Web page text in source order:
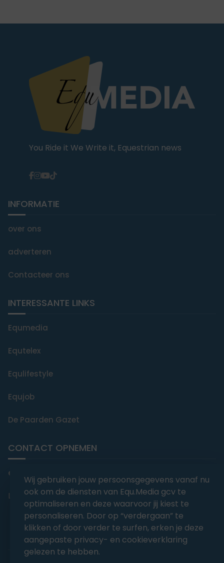
You Ride it We Write it, Equestrian news
INFORMATIE
over ons
adverteren
Contacteer ons
INTERESSANTE LINKS
Equmedia
Equtelex
Equlifestyle
Equjob
De Paarden Gazet
CONTACT OPNEMEN
editorial@equmedia.be
Langendamdreef 22 9880 Aalter België
Wij gebruiken jouw persoonsgegevens vanaf nu
ook om de diensten van Equ.Media gcv te
optimaliseren en deze waarvoor jij kiest te
personaliseren. Door op “verdergaan” te
klikken of door verder te surfen, erken je deze
aangepaste privacy- en cookieverklaring
gelezen te hebben.